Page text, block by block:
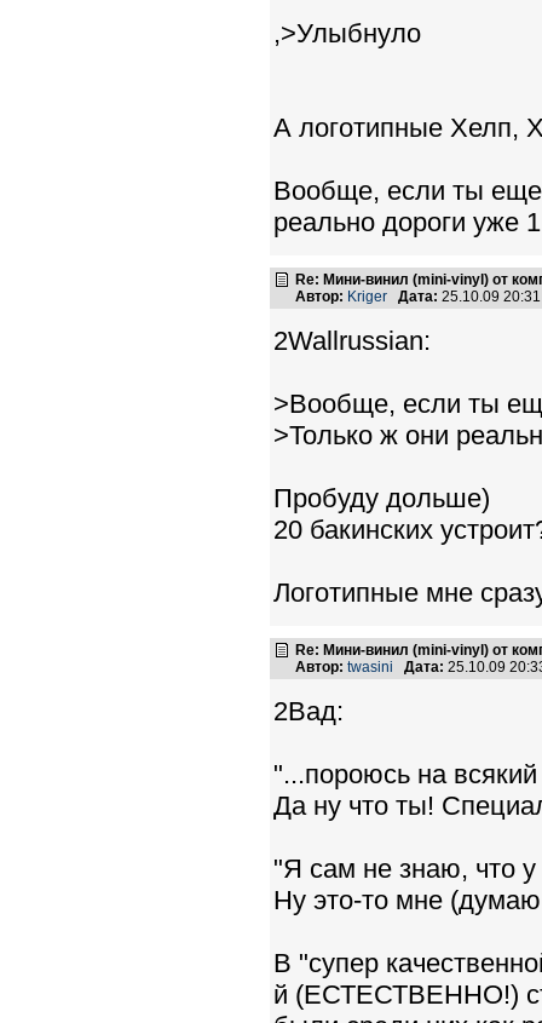
,>Улыбнуло
А логотипные Хелп,
Вообще, если ты
реально дороги уже
Re: Мини-винил (mini-vinyl) от
Автор: Kriger Дата: 25.10.09
2Wallrussian:
>Вообще, если ты
>Только ж они
Пробуду дольше)
20 бакинских
Логотипные мне
Re: Мини-винил (mini-vinyl) от
Автор: twasini Дата: 25.10.09
2Вад:
"...пороюсь на
Да ну что ты!
"Я сам не знаю, что у
Ну это-то мне
В "супер
й (ЕСТЕСТВЕННО!)